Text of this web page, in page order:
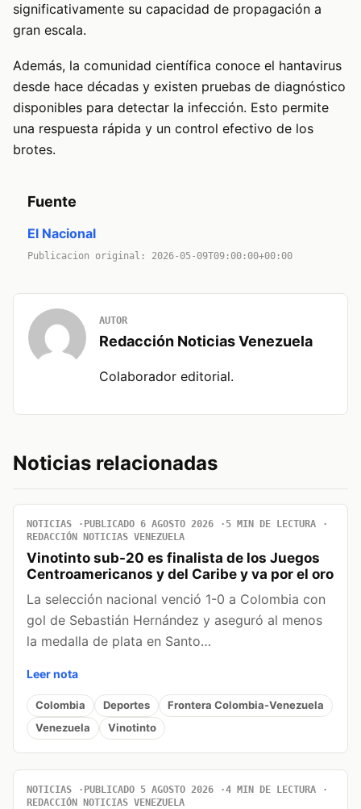
significativamente su capacidad de propagación a
gran escala.
Además, la comunidad científica conoce el hantavirus
desde hace décadas y existen pruebas de diagnóstico
disponibles para detectar la infección. Esto permite
una respuesta rápida y un control efectivo de los
brotes.
Fuente
El Nacional
Publicacion original: 2026-05-09T09:00:00+00:00
AUTOR
Redacción Noticias Venezuela
Colaborador editorial.
Noticias relacionadas
NOTICIAS PUBLICADO 6 AGOSTO 2026
5 MIN DE LECTURA
REDACCIÓN NOTICIAS VENEZUELA
Vinotinto sub-20 es finalista de los Juegos
Centroamericanos y del Caribe y va por el oro
La selección nacional venció 1-0 a Colombia con
gol de Sebastián Hernández y aseguró al menos
la medalla de plata en Santo…
Leer nota
Colombia Deportes
Frontera Colombia-Venezuela
Venezuela
Vinotinto
NOTICIAS PUBLICADO 5 AGOSTO 2026
4 MIN DE LECTURA
REDACCIÓN NOTICIAS VENEZUELA